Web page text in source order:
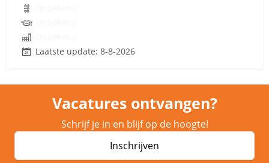
Laatste update: 8-8-2026
Vacatures ontvangen?
Schrijf je in en blijf op de hoogte!
Inschrijven